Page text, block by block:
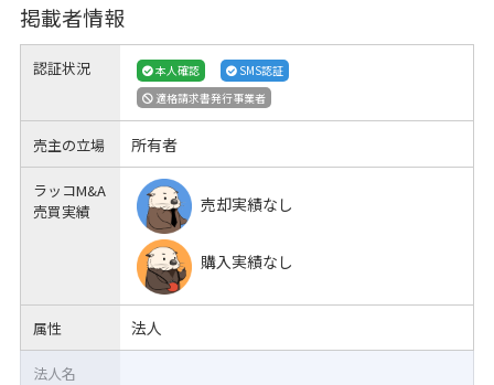
掲載者情報
認証状況 本人確認
SMS認証
適格請求書発行事業者
売主の立場 所有者
ラッコM&A
売買実績
売却実績なし
購入実績なし
属性 法人
法人名